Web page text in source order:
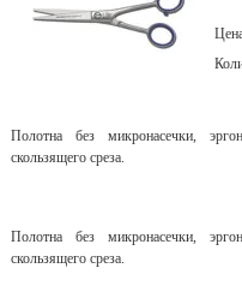
Полотна без микронасечки,
скользящего среза.
Полотна без микронасечки,
скользящего среза.